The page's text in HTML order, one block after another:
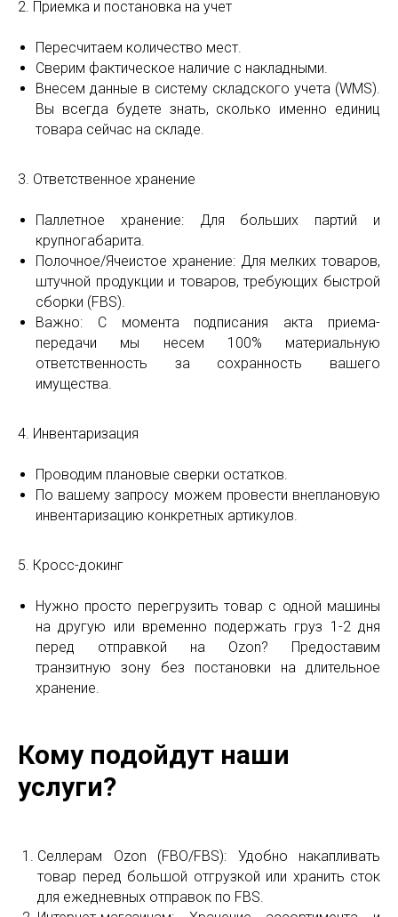
2. Приемка и постановка на учет
Пересчитаем количество мест.
Сверим фактическое наличие с накладными.
Внесем данные в систему складского учета (WMS).
Вы всегда будете знать, сколько именно единиц
товара сейчас на складе.
3. Ответственное хранение
Паллетное хранение: Для больших партий и
крупногабарита.
Полочное/Ячеистое хранение: Для мелких товаров,
штучной продукции и товаров, требующих быстрой
сборки (FBS).
Важно: С момента подписания акта приема-
передачи мы несем 100% материальную
ответственность за сохранность вашего
имущества.
4. Инвентаризация
Проводим плановые сверки остатков.
По вашему запросу можем провести внеплановую
инвентаризацию конкретных артикулов.
5. Кросс-докинг
Нужно просто перегрузить товар с одной машины
на другую или временно подержать груз 1-2 дня
перед отправкой на Ozon? Предоставим
транзитную зону без постановки на длительное
хранение.
Кому подойдут наши
услуги?
Селлерам Ozon (FBO/FBS): Удобно накапливать
товар перед большой отгрузкой или хранить сток
для ежедневных отправок по FBS.